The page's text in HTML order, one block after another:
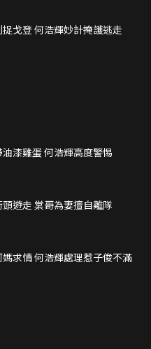
第6集 僱用兵殺到捉戈登 何浩輝妙計掩護逃走
第7集 反腐遊行帶油漆雞蛋 何浩輝高度警惕
第8集 紅姐病發街頭遊走 棠哥為妻擅自離隊
第9集 兄弟打交阿媽求情 何浩輝處理惹子俊不滿